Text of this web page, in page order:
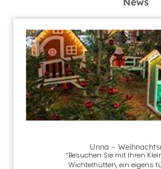
Unna –
“Besuchen Sie mit Ihren
Wichtelhütten, ein eigens